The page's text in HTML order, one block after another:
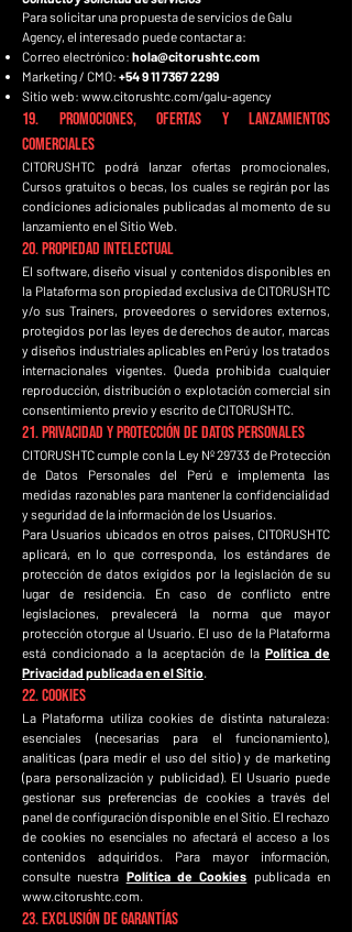
Para solicitar una propuesta de servicios de Galu
Agency, el interesado puede contactar a:
Correo electrónico: hola@citorushtc.com
Marketing / CMO: +54 9 11 7367 2299
Sitio web: www.citorushtc.com/galu-agency
19. Promociones, Ofertas y Lanzamientos
Comerciales
CITORUSHTC podrá lanzar ofertas promocionales,
Cursos gratuitos o becas, los cuales se regirán por las
condiciones adicionales publicadas al momento de su
lanzamiento en el Sitio Web.
20. Propiedad Intelectual
El software, diseño visual y contenidos disponibles en
la Plataforma son propiedad exclusiva de CITORUSHTC
y/o sus Trainers, proveedores o servidores externos,
protegidos por las leyes de derechos de autor, marcas
y diseños industriales aplicables en Perú y los tratados
internacionales vigentes. Queda prohibida cualquier
reproducción, distribución o explotación comercial sin
consentimiento previo y escrito de CITORUSHTC.
21. Privacidad y Protección de Datos Personales
CITORUSHTC cumple con la Ley Nº 29733 de Protección
de Datos Personales del Perú e implementa las
medidas razonables para mantener la confidencialidad
y seguridad de la información de los Usuarios.
Para Usuarios ubicados en otros países, CITORUSHTC
aplicará, en lo que corresponda, los estándares de
protección de datos exigidos por la legislación de su
lugar de residencia. En caso de conflicto entre
legislaciones, prevalecerá la norma que mayor
protección otorgue al Usuario. El uso de la Plataforma
está condicionado a la aceptación de la Política de
Privacidad publicada en el Sitio.
22. Cookies
La Plataforma utiliza cookies de distinta naturaleza:
esenciales (necesarias para el funcionamiento),
analíticas (para medir el uso del sitio) y de marketing
(para personalización y publicidad). El Usuario puede
gestionar sus preferencias de cookies a través del
panel de configuración disponible en el Sitio. El rechazo
de cookies no esenciales no afectará el acceso a los
contenidos adquiridos. Para mayor información,
consulte nuestra Política de Cookies publicada en
www.citorushtc.com.
23. Exclusión de Garantías